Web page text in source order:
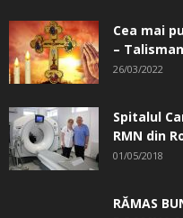
Cea mai
–
26/03/2022
Spitalul
RMN din
01/05/2018
RĂMAS